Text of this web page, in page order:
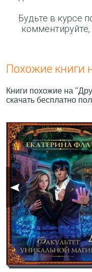
Будьте в курсе
Похожие книги
Книги похожие на
скачать бесплатно